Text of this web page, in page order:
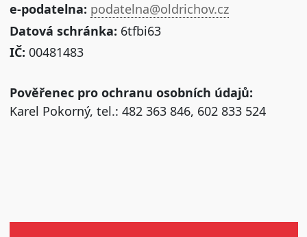
e-podatelna: podatelna@oldrichov.cz
Datová schránka: 6tfbi63
IČ: 00481483
Pověřenec pro ochranu osobních údajů:
Karel Pokorný, tel.: 482 363 846, 602 833 524